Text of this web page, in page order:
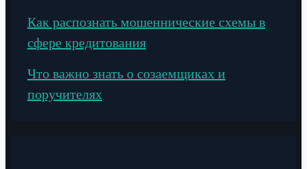
Как распознать мошеннические схемы в
сфере кредитования
Что важно знать о созаемщиках и
поручителях